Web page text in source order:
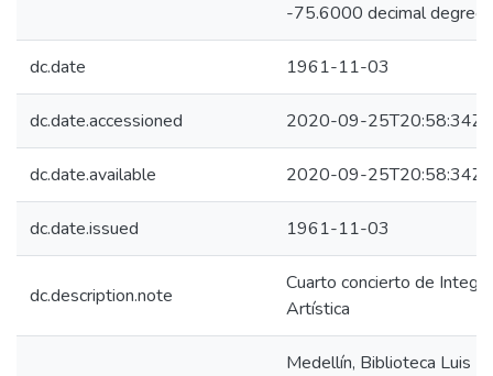
-75.6000 decimal degrees
dc.date 1961-11-03
dc.date.accessioned 2020-09-25T20:58:34Z
dc.date.available 2020-09-25T20:58:34Z
dc.date.issued 1961-11-03
dc.description.note
Cuarto concierto de
Artística
Medellín, Biblioteca Luis